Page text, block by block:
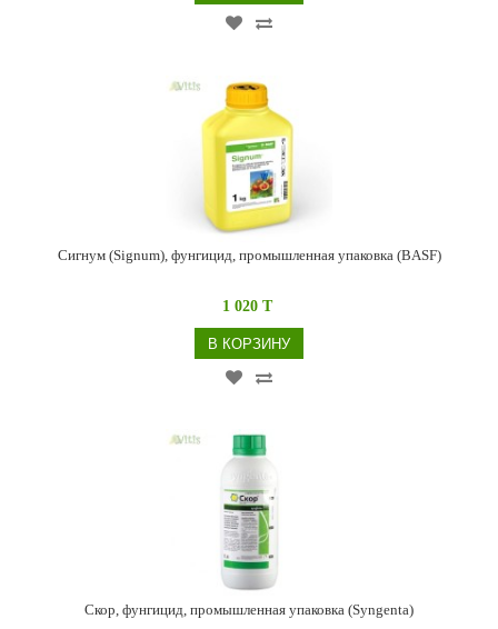
Сигнум (Signum), фунгицид, промышленная упаковка (BASF)
1 020 T
В КОРЗИНУ
Скор, фунгицид, промышленная упаковка (Syngenta)